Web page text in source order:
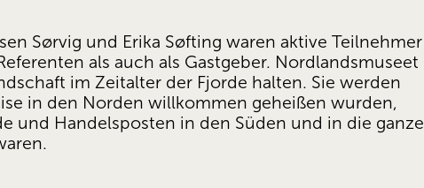
Sørvig und Erika Søfting waren aktive Teilnehmer
als auch als Gastgeber. Nordlandsmuseet
im Zeitalter der Fjorde halten. Sie werden
in den Norden willkommen geheißen wurden,
und Handelsposten in den Süden und in die ganze